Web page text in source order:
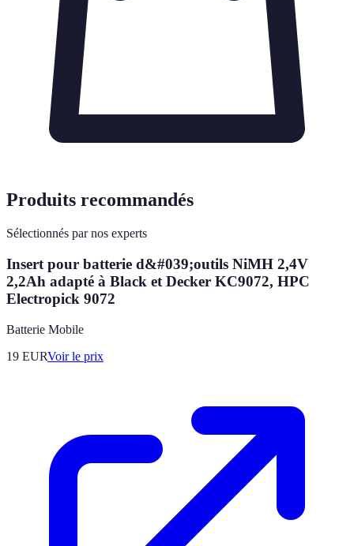
Produits recommandés
Sélectionnés par nos experts
Insert pour batterie d&#039;outils NiMH 2,4V
2,2Ah adapté à Black et Decker KC9072, HPC
Electropick 9072
Batterie Mobile
19 EURVoir le prix